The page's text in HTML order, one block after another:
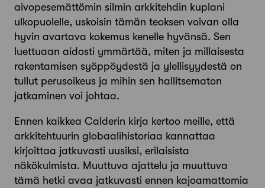
aivopesemättömin silmin arkkitehdin kuplani
ulkopuolelle, uskoisin tämän teoksen voivan olla
hyvin avartava kokemus kenelle hyvänsä. Sen
luettuaan aidosti ymmärtää, miten ja millaisesta
rakentamisen syöppöydestä ja ylellisyydestä on
tullut perusoikeus ja mihin sen hallitsematon
jatkaminen voi johtaa.
Ennen kaikkea Calderin kirja kertoo meille, että
arkkitehtuurin globaalihistoriaa kannattaa
kirjoittaa jatkuvasti uusiksi, erilaisista
näkökulmista. Muuttuva ajattelu ja muuttuva
tämä hetki avaa jatkuvasti ennen kajoamattomia